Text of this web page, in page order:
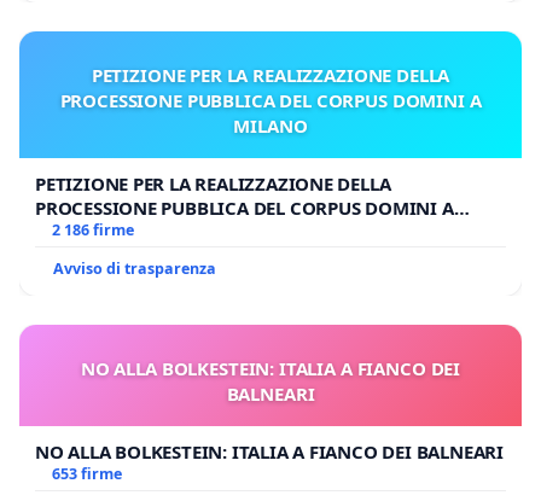
PETIZIONE PER LA REALIZZAZIONE DELLA
PROCESSIONE PUBBLICA DEL CORPUS DOMINI A
MILANO
PETIZIONE PER LA REALIZZAZIONE DELLA
PROCESSIONE PUBBLICA DEL CORPUS DOMINI A
MILANO
2 186 firme
Avviso di trasparenza
NO ALLA BOLKESTEIN: ITALIA A FIANCO DEI
BALNEARI
NO ALLA BOLKESTEIN: ITALIA A FIANCO DEI BALNEARI
653 firme